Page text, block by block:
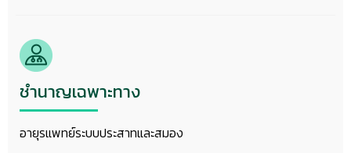
ชำนาญเฉพาะทาง
อายุรแพทย์ระบบประสาทและสมอง